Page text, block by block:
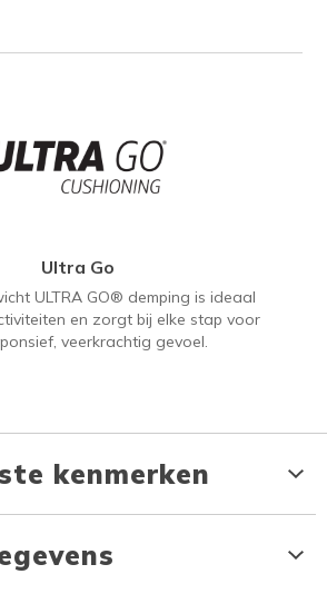
Ultra Go
ULTRA GO® demping is ideaal
en zorgt bij elke stap voor
veerkrachtig gevoel.
kenmerken